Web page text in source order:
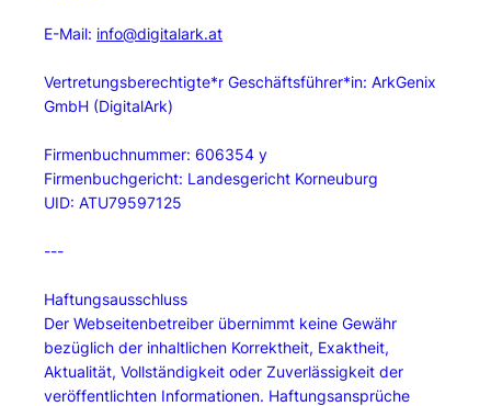
E-Mail: info@digitalark.at
​​​Vertretungsberechtigte*r Geschäftsführer*in: ArkGenix
GmbH (DigitalArk)
​​Firmenbuchnummer: 606354 y
Firmenbuchgericht: Landesgericht Korneuburg
UID: ATU79597125
---
Haftungsausschluss
Der Webseitenbetreiber übernimmt keine Gewähr
bezüglich der inhaltlichen Korrektheit, Exaktheit,
Aktualität, Vollständigkeit oder Zuverlässigkeit der
veröffentlichten Informationen. Haftungsansprüche